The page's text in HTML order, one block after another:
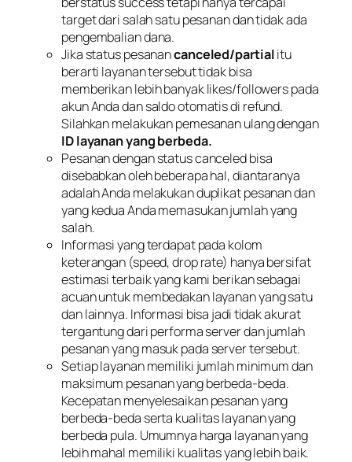
target dari salah satu pesanan dan tidak ada
pengembalian dana.
Jika status pesanancanceled/partialitu
berarti layanan tersebut tidak bisa
memberikan lebih banyak likes/followers pada
akun Anda dan saldo otomatis di refund.
Silahkan melakukan pemesanan ulang dengan
ID layanan yang berbeda.
Pesanan dengan status canceled bisa
disebabkan oleh beberapa hal, diantaranya
adalah Anda melakukan duplikat pesanan dan
yang kedua Anda memasukan jumlah yang
salah.
Informasi yang terdapat pada kolom
keterangan (speed, drop rate) hanya bersifat
estimasi terbaik yang kami berikan sebagai
acuan untuk membedakan layanan yang satu
dan lainnya. Informasi bisa jadi tidak akurat
tergantung dari performa server dan jumlah
pesanan yang masuk pada server tersebut.
Setiap layanan memiliki jumlah minimum dan
maksimum pesanan yang berbeda-beda.
Kecepatan menyelesaikan pesanan yang
berbeda-beda serta kualitas layanan yang
berbeda pula. Umumnya harga layanan yang
lebih mahal memiliki kualitas yang lebih baik.